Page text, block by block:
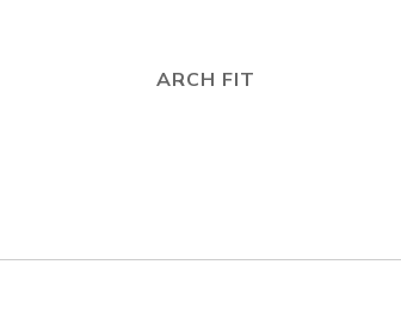
ARCH FIT